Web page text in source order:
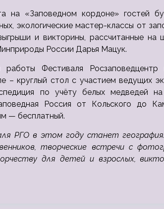
«Заповедном кордоне» гостей
экологические мастер-классы от
и викторины, рассчитанные
России Дарья Мацук.
Фестиваля Росзаповедцентр
– круглый стол с участием ведущих
по учёту белых медведей
Россия от Кольского до
— бесплатный.
РГО в этом году станет
творческие встречи с
для детей и взрослых,